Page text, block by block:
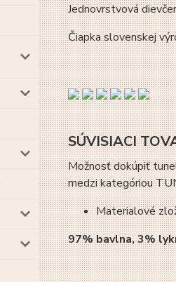
Jednovrstvová
Čiapka slovenskej
SÚVISIACI
Možnosť dokúpiť
medzi kategóriou
Materialové
97% bavlna, 3%